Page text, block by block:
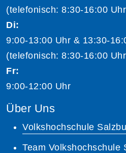
(telefonisch: 8:30-16:00
Di:
9:00-13:00 Uhr & 13:30-
(telefonisch: 8:30-16:00
Fr:
9:00-12:00 Uhr
Über Uns
Volkshochschule
Team Volkshochschule